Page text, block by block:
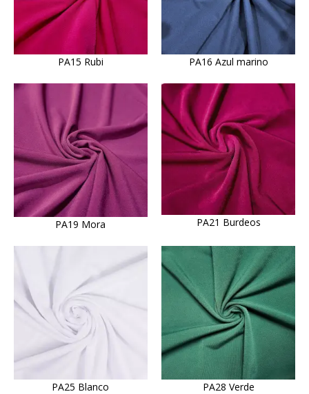
PA15 Rubi PA16 Azul marino
PA19 Mora PA21 Burdeos
PA25 Blanco PA28 Verde